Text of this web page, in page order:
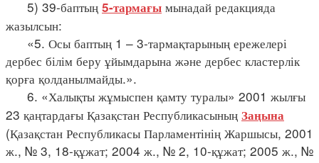
5) 39-баптың 5-тармағы мынадай редакцияда
жазылсын:
«5. Осы баптың 1 – 3-тармақтарының ережелері
дербес білім беру ұйымдарына және дербес кластерлік
қорға қолданылмайды.».
6. «Халықты жұмыспен қамту туралы» 2001 жылғы
23 қаңтардағы Қазақстан Республикасының Заңына
(Қазақстан Республикасы Парламентінің Жаршысы, 2001
ж., № 3, 18-құжат; 2004 ж., № 2, 10-құжат; 2005 ж., №